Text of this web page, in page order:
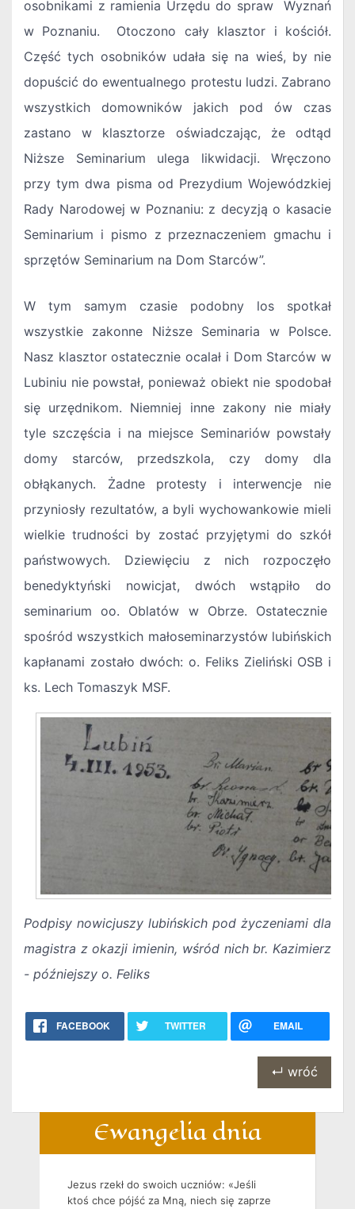
osobnikami z ramienia Urzędu do spraw Wyznań
w Poznaniu. Otoczono cały klasztor i kościół.
Część tych osobników udała się na wieś, by nie
dopuścić do ewentualnego protestu ludzi. Zabrano
wszystkich domowników jakich pod ów czas
zastano w klasztorze oświadczając, że odtąd
Niższe Seminarium ulega likwidacji. Wręczono
przy tym dwa pisma od Prezydium Wojewódzkiej
Rady Narodowej w Poznaniu: z decyzją o kasacie
Seminarium i pismo z przeznaczeniem gmachu i
sprzętów Seminarium na Dom Starców”.
W tym samym czasie podobny los spotkał
wszystkie zakonne Niższe Seminaria w Polsce.
Nasz klasztor ostatecznie ocalał i Dom Starców w
Lubiniu nie powstał, ponieważ obiekt nie spodobał
się urzędnikom. Niemniej inne zakony nie miały
tyle szczęścia i na miejsce Seminariów powstały
domy starców, przedszkola, czy domy dla
obłąkanych. Żadne protesty i interwencje nie
przyniosły rezultatów, a byli wychowankowie mieli
wielkie trudności by zostać przyjętymi do szkół
państwowych. Dziewięciu z nich rozpoczęło
benedyktyński nowicjat, dwóch wstąpiło do
seminarium oo. Oblatów w Obrze. Ostatecznie
spośród wszystkich małoseminarzystów lubińskich
kapłanami zostało dwóch: o. Feliks Zieliński OSB i
ks. Lech Tomaszyk MSF.
Podpisy nowicjuszy lubińskich pod życzeniami dla
magistra z okazji imienin, wśród nich br. Kazimierz
- późniejszy o. Feliks
FACEBOOK TWITTER EMAIL
↵ wróć
Ewangelia dnia
Jezus rzekł do swoich uczniów: «Jeśli
ktoś chce pójść za Mną, niech się zaprze